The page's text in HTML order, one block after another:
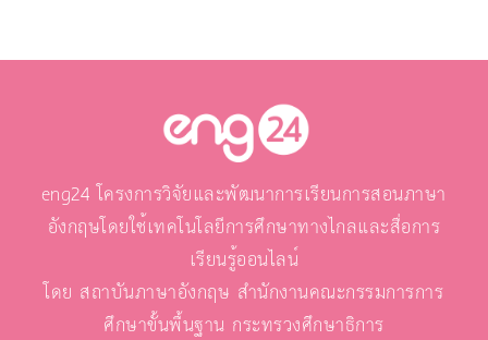
eng24 โครงการวิจัยและพัฒนาการเรียนการสอนภาษา
อังกฤษโดยใช้เทคโนโลยีการศึกษาทางไกลและสื่อการ
เรียนรู้ออนไลน์
โดย สถาบันภาษาอังกฤษ สำนักงานคณะกรรมการการ
ศึกษาขั้นพื้นฐาน กระทรวงศึกษาธิการ